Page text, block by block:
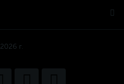
2026 г.